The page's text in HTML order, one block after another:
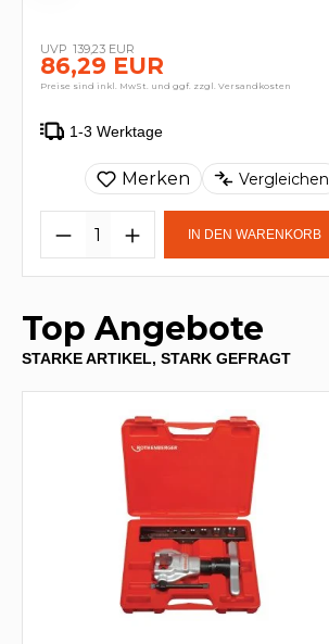
139,23 EUR
86,29 EUR
Preise sind inkl. MwSt. und ggf. zzgl. Versandkosten
1-3 Werktage
Merken Vergleichen
IN DEN WARENKORB
Top Angebote
STARKE ARTIKEL, STARK GEFRAGT